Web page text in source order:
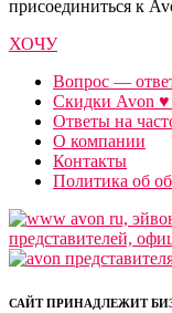
присоединиться к
ХОЧУ
Вопрос —
Скидки Avon ♥
Ответы на
О компании
Контакты
Политика об
САЙТ ПРИНАДЛЕЖИТ